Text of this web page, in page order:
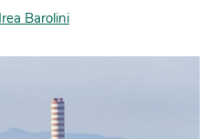
Barolini